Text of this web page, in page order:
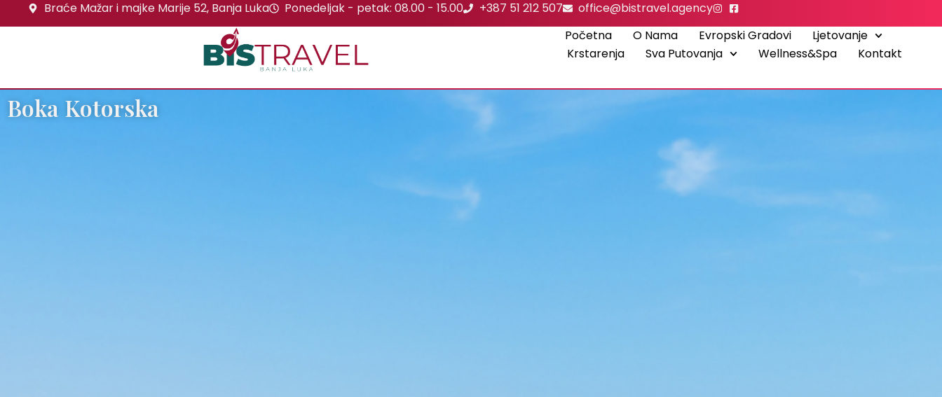
Braće Mažar i majke Marije 52, Banja Luka Ponedeljak - petak: 08.00 - 15.00 +387 51 212 507
office@bistravel.agency
Početna
O Nama Evropski Gradovi
Ljetovanje
Krstarenja
Sva Putovanja Wellness&Spa Kontakt
Boka Kotorska